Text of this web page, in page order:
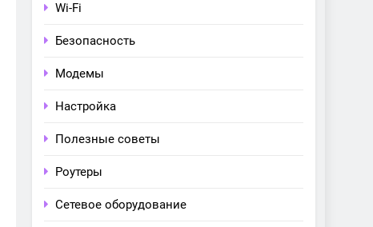
Wi-Fi
Безопасность
Модемы
Настройка
Полезные советы
Роутеры
Сетевое оборудование